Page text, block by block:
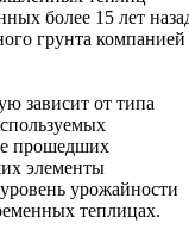
более 15 лет
грунта компанией
зависит от типа
прошедших
элементы
урожайности
теплицах.